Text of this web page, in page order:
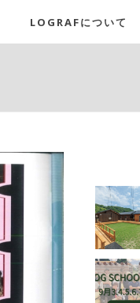
LOGRAFについて